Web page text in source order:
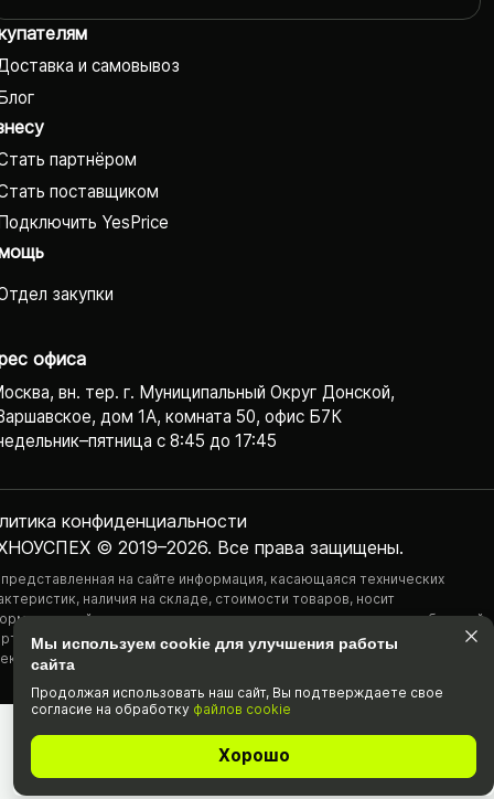
и самовывоз
партнёром
поставщиком
YesPrice
закупки
офиса
вн. тер. г. Муниципальный Округ Донской,
дом 1А, комната 50, офис Б7К
с 8:45 до 17:45
© 2019–2026. Все права защищены.
конфиденциаль­ности
на сайте информация, касающаяся технических
наличия на складе, стоимости товаров, носит
характер и ни при каких условиях не является публичной
определяемой положениями Статьи 437(2) Гражданского
РФ.
Мы используем cookie для улучшения работы
сайта
Продолжая использовать наш cайт, Вы подтвержда­ете свое
согласие на обработку файлов cookie
Хорошо